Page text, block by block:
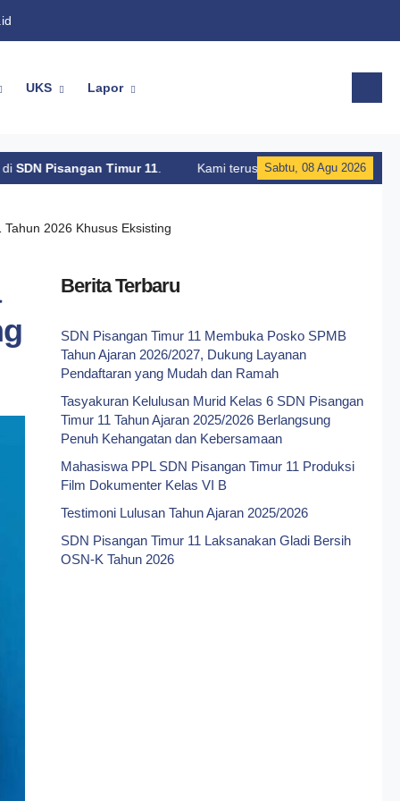
UKS Lapor
Sabtu, 08 Agu 2026
Timur 11. Kami terus berusaha meningkatkan kualitas
2026 Khusus Eksisting
Berita Terbaru
SDN Pisangan Timur 11 Membuka Posko SPMB
Tahun Ajaran 2026/2027, Dukung Layanan
Pendaftaran yang Mudah dan Ramah
Tasyakuran Kelulusan Murid Kelas 6 SDN Pisangan
Timur 11 Tahun Ajaran 2025/2026 Berlangsung
Penuh Kehangatan dan Kebersamaan
Mahasiswa PPL SDN Pisangan Timur 11 Produksi
Film Dokumenter Kelas VI B
Testimoni Lulusan Tahun Ajaran 2025/2026
SDN Pisangan Timur 11 Laksanakan Gladi Bersih
OSN-K Tahun 2026